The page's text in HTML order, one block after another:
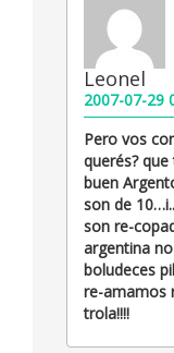
Leonel
2007-07-29
Pero vos
querés?
buen
son de
son re-
argentina
boludeces
re-amamos
trola!!!!